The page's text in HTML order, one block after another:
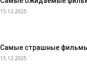
15.12.2025
Самые страшные
15.12.2025